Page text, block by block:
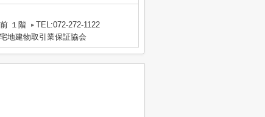
１階
TEL:072-272-1122
地建物取引業保証協会